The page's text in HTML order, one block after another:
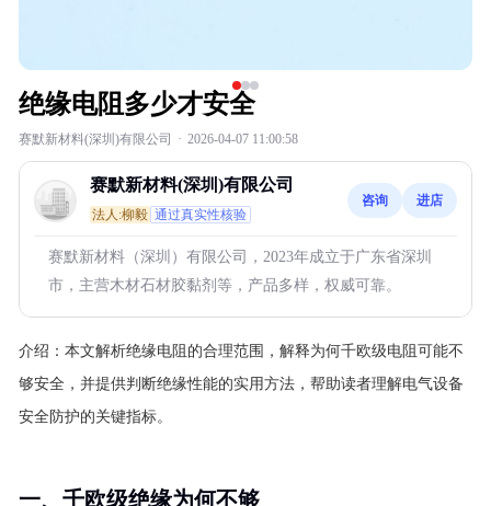
绝缘电阻多少才安全
赛默新材料(深圳)有限公司 · 2026-04-07 11:00:58
赛默新材料(深圳)有限公司
法人:柳毅 通过真实性核验
咨询 进店
赛默新材料（深圳）有限公司，2023年成立于广东省深圳
市，主营木材石材胶黏剂等，产品多样，权威可靠。
介绍： 本文解析绝缘电阻的合理范围，解释为何千欧级电阻可能不
够安全，并提供判断绝缘性能的实用方法，帮助读者理解电气设备
安全防护的关键指标。
一、千欧级绝缘为何不够